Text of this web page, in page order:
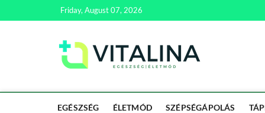
to
Friday, August 07, 2026
EGÉSZSÉG ÉLETMÓD SZÉPSÉGÁPOLÁS